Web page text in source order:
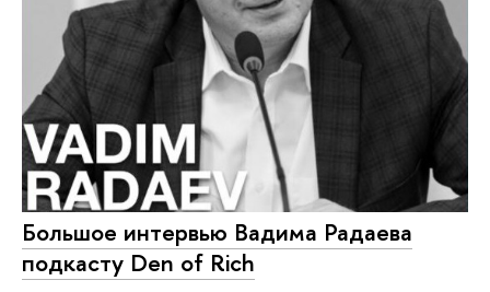
Большое интервью Вадима Радаева
подкасту Den of Rich